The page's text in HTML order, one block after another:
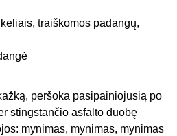
traiškomos padangų,
peršoka pasipainiojusią po
stingstančio asfalto duobę
mynimas, mynimas, mynimas